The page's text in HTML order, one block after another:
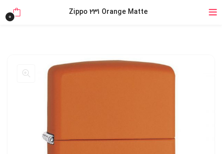
خرید قسطی با ترب‌پی
Zippo 231 Orange Matte
0